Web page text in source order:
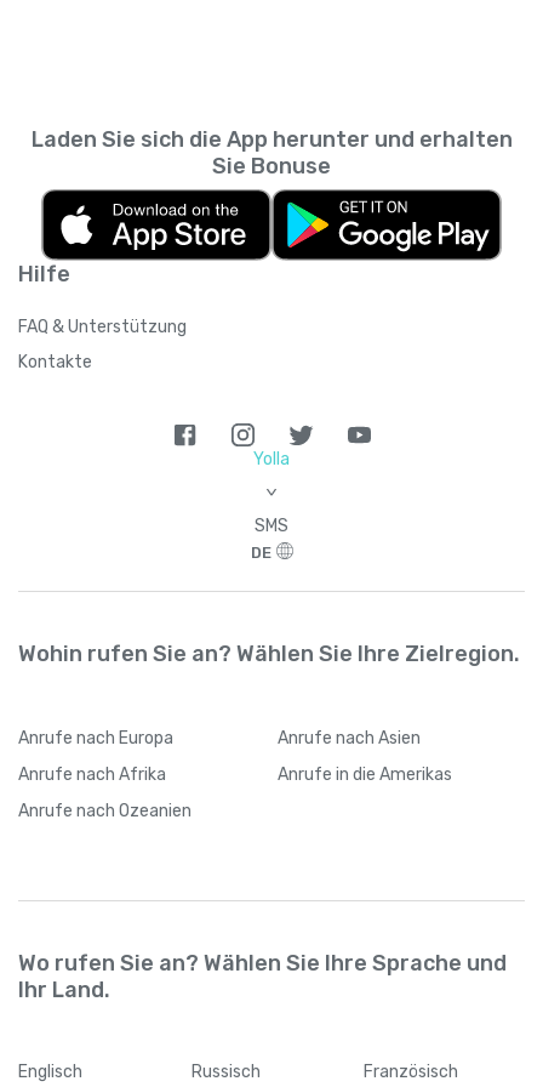
Hilfe
FAQ & Unterstützung
Kontakte
Laden Sie sich die App herunter und erhalten
Sie Bonuse
Yolla
>
SMS
DE
Wohin rufen Sie an? Wählen Sie Ihre Zielregion.
Anrufe nach Europa Anrufe nach Asien
Anrufe nach Afrika Anrufe in die Amerikas
Anrufe nach Ozeanien
Wo rufen Sie an? Wählen Sie Ihre Sprache und
Ihr Land.
Englisch Russisch Französisch